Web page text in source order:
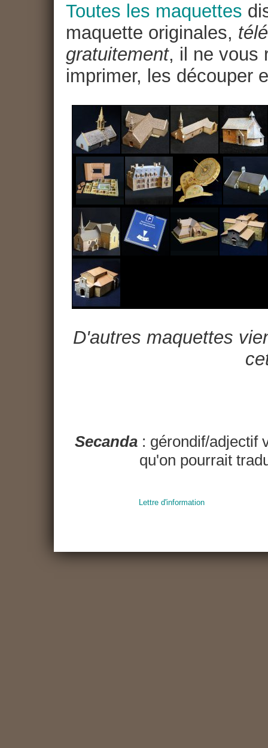
Toutes les maquettes
maquette originales,
gratuitement, il ne vous
imprimer, les découper
D'autres maquettes
Secanda: gérondif/adjectif
qu'on pourrait
Lettre d'information